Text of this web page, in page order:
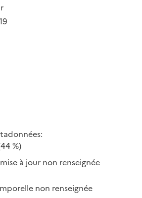
%)
à jour non renseignée
non renseignée